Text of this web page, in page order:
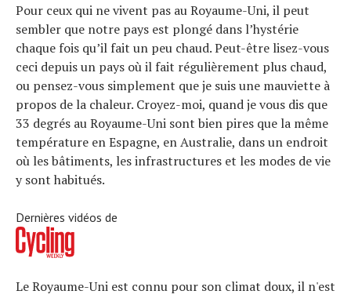
Pour ceux qui ne vivent pas au Royaume-Uni, il peut
sembler que notre pays est plongé dans l’hystérie
chaque fois qu’il fait un peu chaud. Peut-être lisez-vous
ceci depuis un pays où il fait régulièrement plus chaud,
ou pensez-vous simplement que je suis une mauviette à
propos de la chaleur. Croyez-moi, quand je vous dis que
33 degrés au Royaume-Uni sont bien pires que la même
température en Espagne, en Australie, dans un endroit
où les bâtiments, les infrastructures et les modes de vie
y sont habitués.
Dernières vidéos de
Le Royaume-Uni est connu pour son climat doux, il n'est